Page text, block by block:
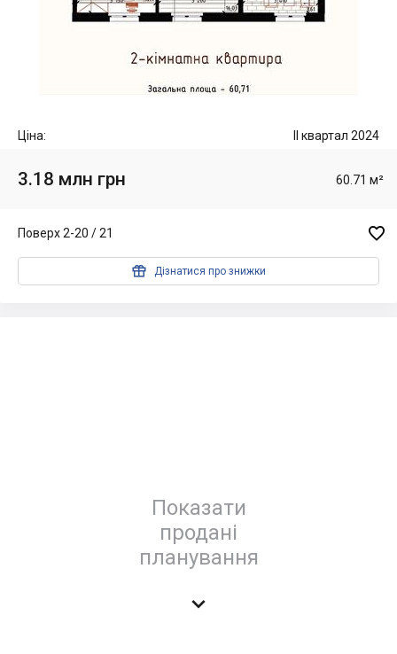
Ціна: II квартал 2024
3.18 млн грн 60.71 м²
Поверх 2-20 / 21 
 Дізнатися про знижки
Показати
продані
планування
